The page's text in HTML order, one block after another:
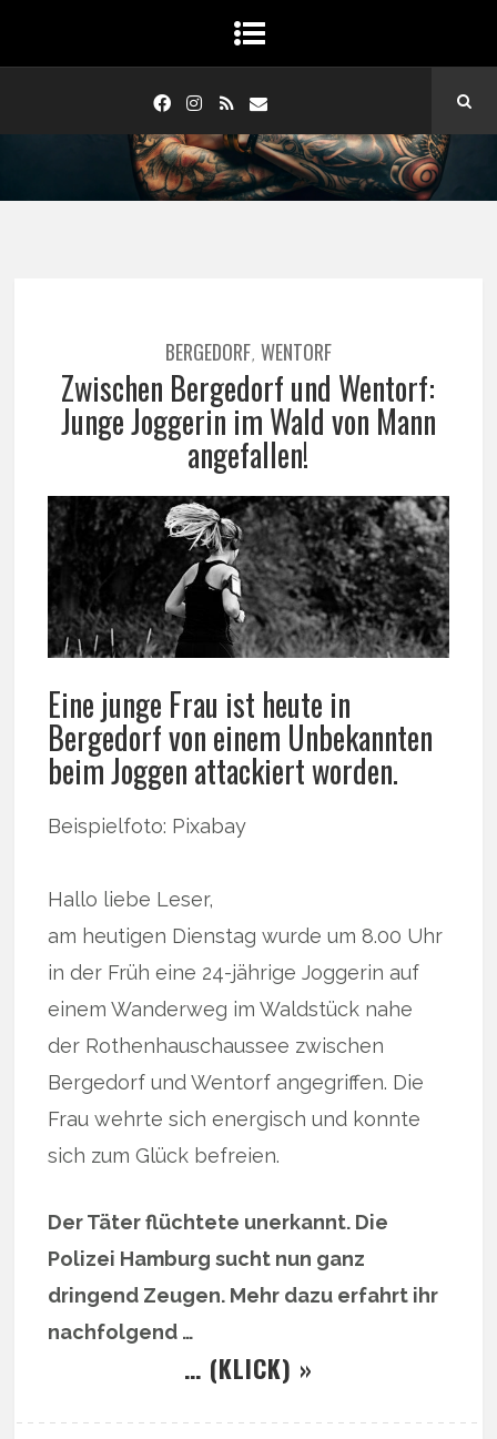
BERGEDORF, WENTORF
Zwischen Bergedorf und Wentorf:
Junge Joggerin im Wald von Mann
angefallen!
Eine junge Frau ist heute in
Bergedorf von einem Unbekannten
beim Joggen attackiert worden.
Beispielfoto: Pixabay
Hallo liebe Leser,
am heutigen Dienstag wurde um 8.00 Uhr
in der Früh eine 24-jährige Joggerin auf
einem Wanderweg im Waldstück nahe
der Rothenhauschaussee zwischen
Bergedorf und Wentorf angegriffen. Die
Frau wehrte sich energisch und konnte
sich zum Glück befreien.
Der Täter flüchtete unerkannt. Die
Polizei Hamburg sucht nun ganz
dringend Zeugen. Mehr dazu erfahrt ihr
nachfolgend …
… (KLICK) »